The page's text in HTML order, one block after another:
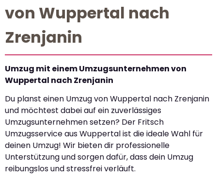
von Wuppertal nach
Zrenjanin
Umzug mit einem Umzugsunternehmen von
Wuppertal nach Zrenjanin
Du planst einen Umzug von Wuppertal nach Zrenjanin
und möchtest dabei auf ein zuverlässiges
Umzugsunternehmen setzen? Der Fritsch
Umzugsservice aus Wuppertal ist die ideale Wahl für
deinen Umzug! Wir bieten dir professionelle
Unterstützung und sorgen dafür, dass dein Umzug
reibungslos und stressfrei verläuft.